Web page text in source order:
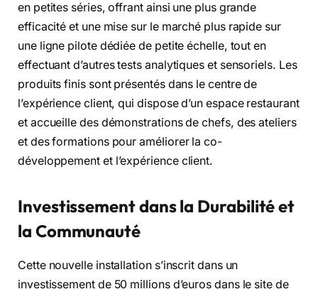
en petites séries, offrant ainsi une plus grande
efficacité et une mise sur le marché plus rapide sur
une ligne pilote dédiée de petite échelle, tout en
effectuant d’autres tests analytiques et sensoriels. Les
produits finis sont présentés dans le centre de
l’expérience client, qui dispose d’un espace restaurant
et accueille des démonstrations de chefs, des ateliers
et des formations pour améliorer la co-
développement et l’expérience client.
Investissement dans la Durabilité et
la Communauté
Cette nouvelle installation s’inscrit dans un
investissement de 50 millions d’euros dans le site de